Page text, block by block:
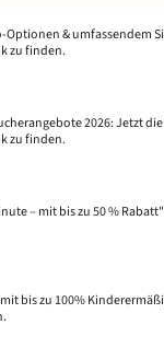
Optionen & umfassendem
zu finden.
2026: Jetzt
zu finden.
– mit bis zu 50 %
bis zu 100%